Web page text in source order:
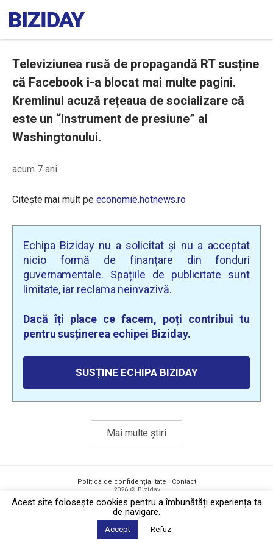
Televiziunea rusă de propagandă RT susține
că Facebook i-a blocat mai multe pagini.
Kremlinul acuză rețeaua de socializare că
este un “instrument de presiune” al
Washingtonului.
acum 7 ani
Citește mai mult pe economie.hotnews.ro
Echipa Biziday nu a solicitat și nu a acceptat
nicio formă de finanțare din fonduri
guvernamentale. Spațiile de publicitate sunt
limitate, iar reclama neinvazivă.
Dacă îți place ce facem, poți contribui tu
pentru susținerea echipei Biziday.
SUSȚINE ECHIPA BIZIDAY
Mai multe știri
Politica de confidențialitate · Contact
2026 © Biziday
Acest site foloseşte cookies pentru a îmbunătăți experiența ta
de navigare.
Accept Refuz